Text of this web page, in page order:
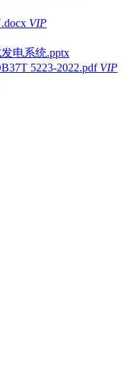
VIP
电系统.pptx
5223-2022.pdf VIP